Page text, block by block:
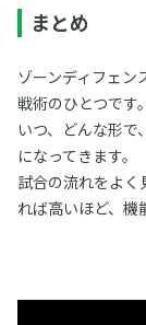
まとめ
ゾーンディフェン
戦術のひとつです。
いつ、どんな形で
になってきます。
試合の流れをよ
れば高いほど、機